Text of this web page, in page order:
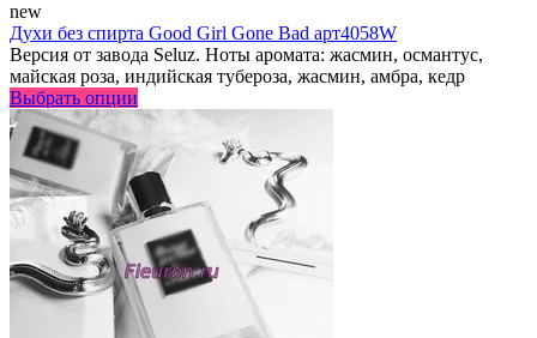
new
Духи без спирта Good Girl Gone Bad арт4058W
Версия от завода Seluz. Ноты аромата: жасмин, османтус,
майская роза, индийская тубероза, жасмин, амбра, кедр
Выбрать опции